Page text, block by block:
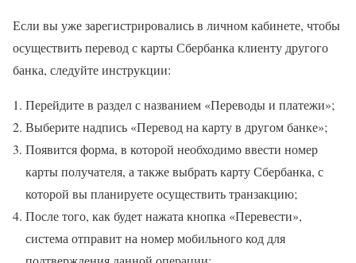
Если вы уже зарегистрировались в личном кабинете, чтобы
осуществить перевод с карты Сбербанка клиенту другого
банка, следуйте инструкции:
Перейдите в раздел с названием «Переводы и платежи»;
Выберите надпись «Перевод на карту в другом банке»;
Появится форма, в которой необходимо ввести номер
карты получателя, а также выбрать карту Сбербанка, с
которой вы планируете осуществить транзакцию;
После того, как будет нажата кнопка «Перевести»,
система отправит на номер мобильного код для